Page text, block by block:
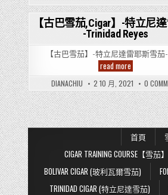
Posted
in
【古巴雪茄,Cigar】-特立尼
-Trinidad Reyes
【古巴雪茄】-特立尼達雷耶斯雪
read more【古
巴
雪
茄,Cigar】-
特
立
尼
達
雷
耶
斯
-
Trinidad
Reyes
DIANACHIU 2 10 月, 2021 0
首頁
CIGAR TRAINING COURSE【
BOLIVAR CIGAR (玻利瓦爾雪茄)
TRINIDAD CIGAR (特立尼達雪茄)